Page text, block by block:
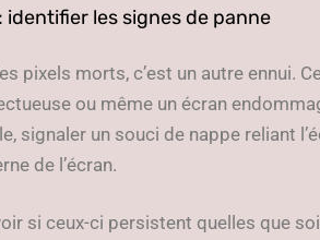
identifier les signes de panne
pixels morts, c’est un autre ennui.
ou même un écran
signaler un souci de nappe reliant
de l’écran.
si ceux-ci persistent quelles que